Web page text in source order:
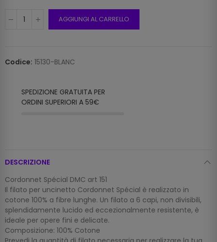
AGGIUNGI AL CARRELLO
Codice: 15130-BLANC
SPEDIZIONE GRATUITA PER
ORDINI SUPERIORI A 59€
DESCRIZIONE
Cordonnet Spécial DMC art 151
Il filato per uncinetto Cordonnet Spécial è realizzato in
cotone 100% a fibre lunghe. Un filato a 6 capi, non divisibili,
splendidamente lucido ed eccezionalmente resistente, è
ideale per opere fini e delicate.
Composizione: 100% Cotone